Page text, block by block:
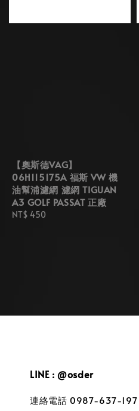
【奧斯德VAG】
06H115175A 福斯 VW 機
油幫浦濾網 濾網 TIGUAN
A3 GOLF PASSAT 正廠
Regular
NT$ 450
LINE : @osder
連絡電話 0987-637-197